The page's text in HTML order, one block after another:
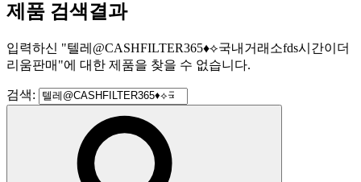
제품 검색결과
입력하신 "텔레@CASHFILTER365♦⟡국내거래소fds시간이더
리움판매 "에 대한 제품을 찾을 수 없습니다.
검색: